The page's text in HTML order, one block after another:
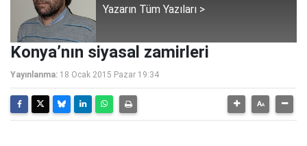
Yazarın Tüm Yazıları >
Konya’nın siyasal zamirleri
Yayınlanma: 18 Ocak 2015 Pazar 19:34